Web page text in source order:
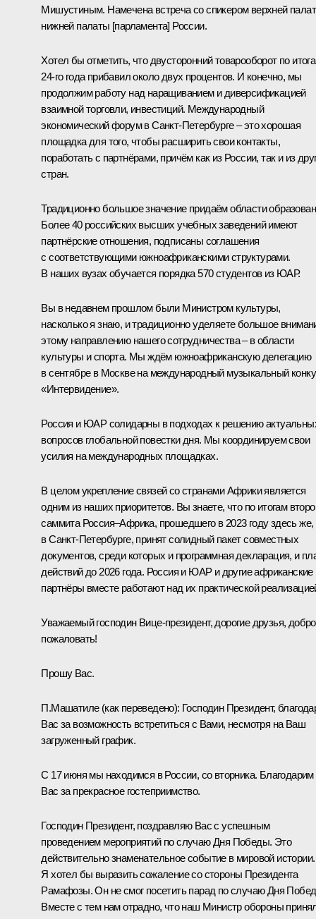
Мишустиным. Намечена встреча со спикером верхней
нижней палаты [парламента] России.
Хотел бы отметить, что двусторонний товарооборот по
24-го года прибавил около двух процентов. И конечно, мы
продолжим работу над наращиванием и диверсификацией
взаимной торговли, инвестиций. Международный
экономический форум в Санкт-Петербурге – это хорошая
площадка для того, чтобы расширить свои контакты,
поработать с партнёрами, причём как из России, так и из
стран.
Традиционно большое значение придаём области
Более 40 российских высших учебных заведений имеют
партнёрские отношения, подписаны соглашения
с соответствующими южноафриканскими структурами.
В наших вузах обучается порядка 570 студентов из ЮАР.
Вы в недавнем прошлом были Министром культуры,
насколько я знаю, и традиционно уделяете большое
этому направлению нашего сотрудничества – в области
культуры и спорта. Мы ждём южноафриканскую делегацию
в сентябре в Москве на международный музыкальный
«Интервидение».
Россия и ЮАР солидарны в подходах к решению
вопросов глобальной повестки дня. Мы координируем свои
усилия на международных площадках.
В целом укрепление связей со странами Африки является
одним из наших приоритетов. Вы знаете, что по итогам
саммита Россия–Африка, прошедшего в 2023 году здесь же,
в Санкт-Петербурге, принят солидный пакет совместных
документов, среди которых и программная декларация, и
действий до 2026 года. Россия и ЮАР и другие африканские
партнёры вместе работают над их практической
Уважаемый господин Вице-президент, дорогие друзья, добро
пожаловать!
Прошу Вас.
П.Машатиле (как переведено): Господин Президент,
Вас за возможность встретиться с Вами, несмотря на Ваш
загруженный график.
С 17 июня мы находимся в России, со вторника. Благодарим
Вас за прекрасное гостеприимство.
Господин Президент, поздравляю Вас с успешным
проведением мероприятий по случаю Дня Победы. Это
действительно знаменательное событие в мировой истории.
Я хотел бы выразить сожаление со стороны Президента
Рамафозы. Он не смог посетить парад по случаю Дня
Вместе с тем нам отрадно, что наш Министр обороны